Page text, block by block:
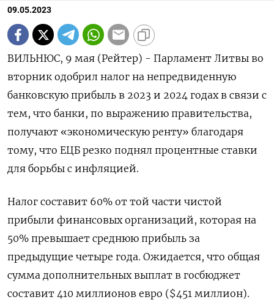
09.05.2023
ВИЛЬНЮС, 9 мая (Рейтер) - Парламент Литвы во
вторник одобрил налог на непредвиденную
банковскую прибыль в 2023 и 2024 годах в связи с
тем, что банки, по выражению правительства,
получают «экономическую ренту» благодаря
тому, что ЕЦБ резко поднял процентные ставки
для борьбы с инфляцией.
Налог составит 60% от той части чистой
прибыли финансовых организаций, которая на
50% превышает среднюю прибыль за
предыдущие четыре года. Ожидается, что общая
сумма дополнительных выплат в госбюджет
составит 410 миллионов евро ($451 миллион).